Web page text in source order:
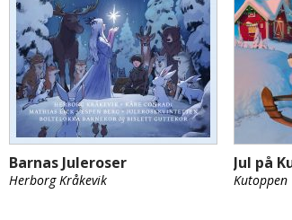
Barnas Juleroser
Herborg Kråkevik
Jul på
Kutoppen